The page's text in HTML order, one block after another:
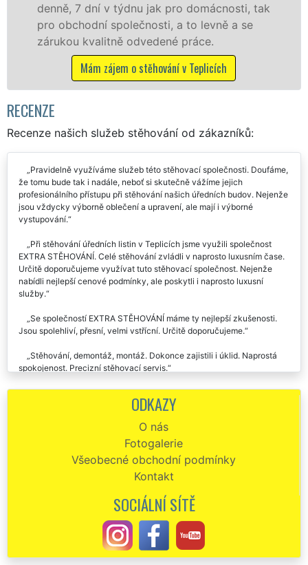
tak
a se
celém okresu Teplice se zárukou
franchisové sítě EXTRA
Nabízíme stěhovací služby NON-
včetně víkendů a svátků bez
Mám zájem o stěhovací služby v
RECENZE
Recenze našich služeb stěhování od zákazníků:
Pravidelně využíváme služeb této stěhovací společnosti. Doufáme,
že tomu bude tak i nadále, neboť si skutečně vážíme jejich
profesionálního přístupu při stěhování našich úředních budov. Nejenže
jsou vždycky výborně oblečení a upravení, ale mají i výborné
Při stěhování úředních listin v Teplicích jsme využili společnost
EXTRA STĚHOVÁNÍ. Celé stěhování zvládli v naprosto luxusním čase.
Určitě doporučujeme využívat tuto stěhovací společnost. Nejenže
nabídli nejlepší cenové podmínky, ale poskytli i naprosto luxusní
Se společností EXTRA STĚHOVÁNÍ máme ty nejlepší zkušenosti.
Stěhování, demontáž, montáž. Dokonce zajistili i úklid. Naprostá
ODKAZY
O nás
Fotogalerie
Všeobecné obchodní podmínky
Kontakt
SOCIÁLNÍ SÍTĚ